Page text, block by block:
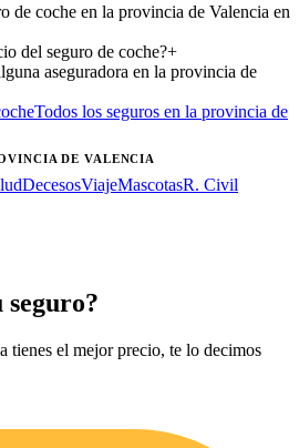
de coche en la provincia de Valencia en
del seguro de coche?+
aseguradora en la provincia de
Todos los seguros en la provincia de
DE VALENCIA
DecesosViajeMascotasR. Civil
seguro?
tienes el mejor precio, te lo decimos